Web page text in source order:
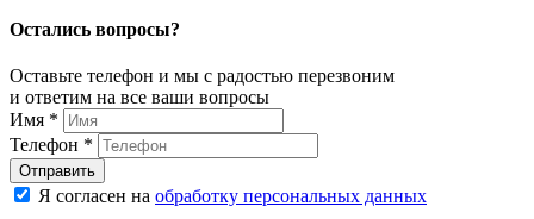
Остались вопросы?
Оставьте телефон и мы с радостью перезвоним
и ответим на все ваши вопросы
Имя *
Телефон *
Я согласен на обработку персональных данных